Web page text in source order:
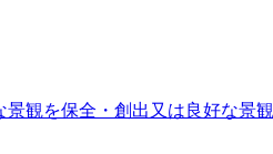
観を保全・創出又は良好な景